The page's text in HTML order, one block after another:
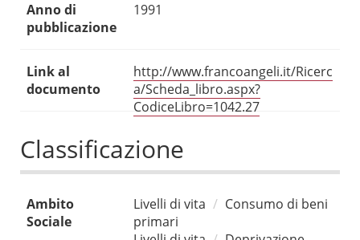
Anno di
pubblicazione
1991
Link al
documento
http://www.francoangeli.it/Ricerc
a/Scheda_libro.aspx?
CodiceLibro=1042.27
Classificazione
Ambito
Sociale
Livelli di vita
Consumo di beni
primari